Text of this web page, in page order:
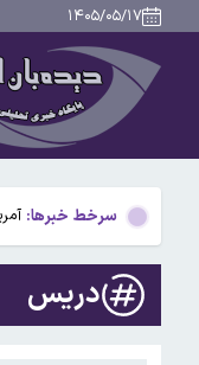
۱۴۰۵/۰۵/۱۷
سرخط خبرها:
آمریکا ۵ فرد و ۱۳ شرکت
۹ حقیقت درباره داریوش هخامنشی که شاید نمی‌دانستید
دریس